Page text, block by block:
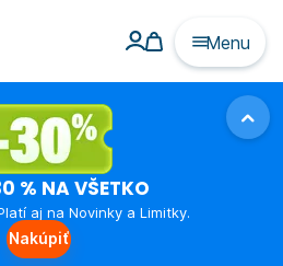
Menu
% NA VŠETKO
aj na Novinky a Limitky.
Nakúpiť